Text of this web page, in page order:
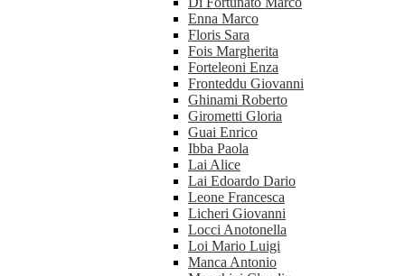
Enna Marco
Floris Sara
Fois Margherita
Forteleoni Enza
Fronteddu Giovanni
Ghinami Roberto
Girometti Gloria
Guai Enrico
Ibba Paola
Lai Alice
Lai Edoardo Dario
Leone Francesca
Licheri Giovanni
Locci Anotonella
Loi Mario Luigi
Manca Antonio